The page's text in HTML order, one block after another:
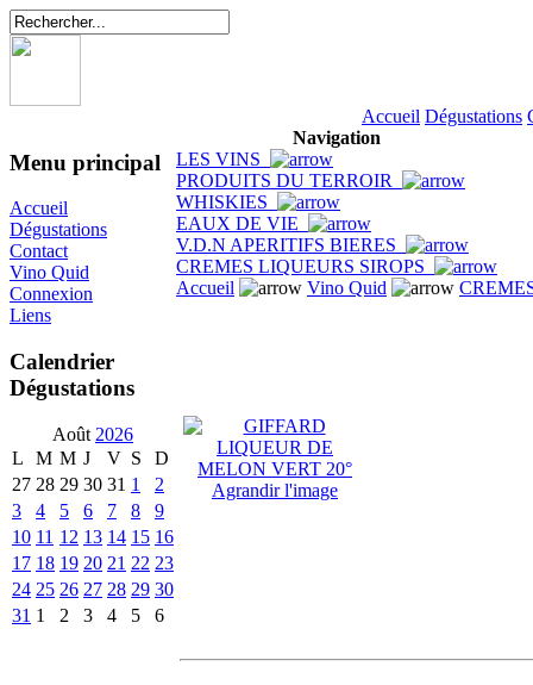
Accueil Dégustations
Menu principal
Accueil
Dégustations
Contact
Vino Quid
Connexion
Liens
Calendrier
Dégustations
Août 2026
L
M M J V S
D
27 28 29 30 31 1
2
3
4 5 6 7 8
9
10 11 12 13 14 15 16
17 18 19 20 21 22 23
24 25 26 27 28 29 30
31 1 2 3 4 5 6
Navigation
LES VINS
PRODUITS DU TERROIR
WHISKIES
EAUX DE VIE
V.D.N APERITIFS BIERES
CREMES LIQUEURS SIROPS
Accueil
Vino Quid
Agrandir l'image